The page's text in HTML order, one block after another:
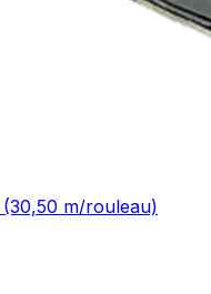
m/rouleau)